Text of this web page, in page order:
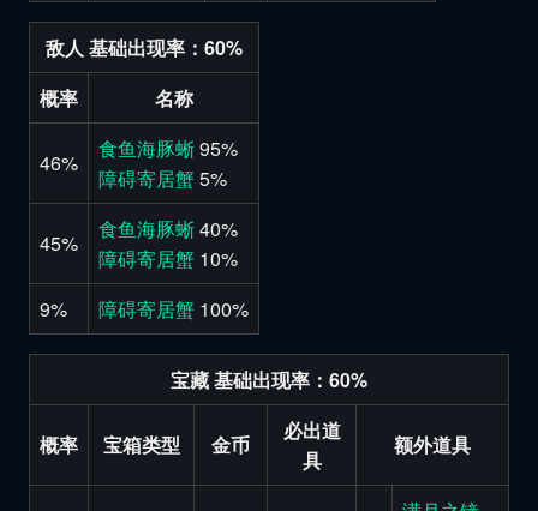
敌人 基础出现率：60%
概率
名称
46%
食鱼海豚蜥95%
障碍寄居蟹5%
45%
食鱼海豚蜥40%
障碍寄居蟹 10%
9%
障碍寄居蟹 100%
宝藏 基础出现率：60%
概率 宝箱类型 金币
必出道
具
额外道具